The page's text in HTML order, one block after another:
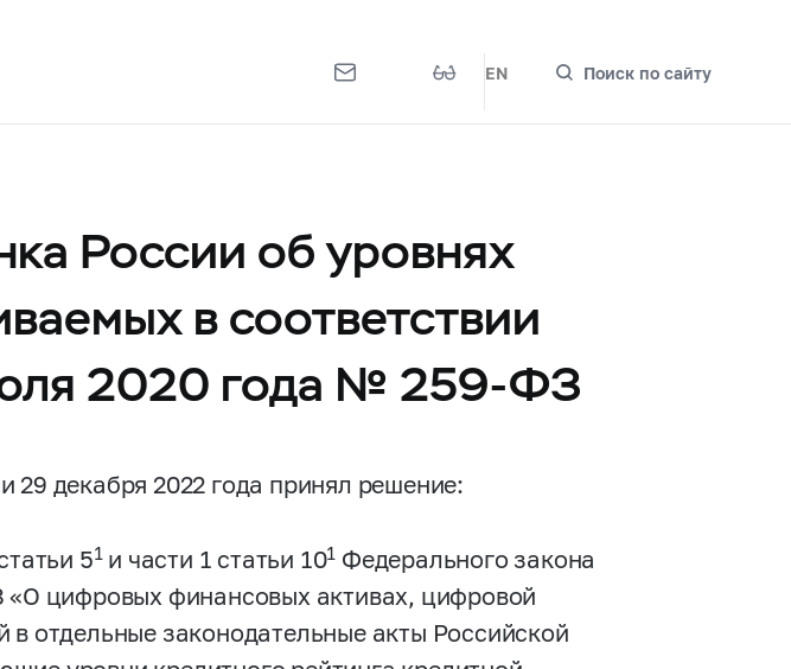
EN Поиск по сайту
России об уровнях
в соответствии
2020 года № 259-ФЗ
29 декабря 2022 года принял решение:
51и части 1 статьи 101 Федерального закона
«О цифровых финансовых активах, цифровой
в отдельные законодательные акты Российской